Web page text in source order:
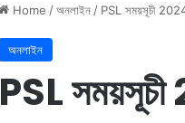
Home /অনলাইন / PSL সময়সূচী 2024
অনলাইন
PSL সময়সূচী